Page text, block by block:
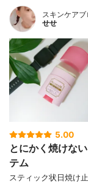
スキンケアブ
せせ
5.00
とにかく焼けな
テム
スティック状日焼け